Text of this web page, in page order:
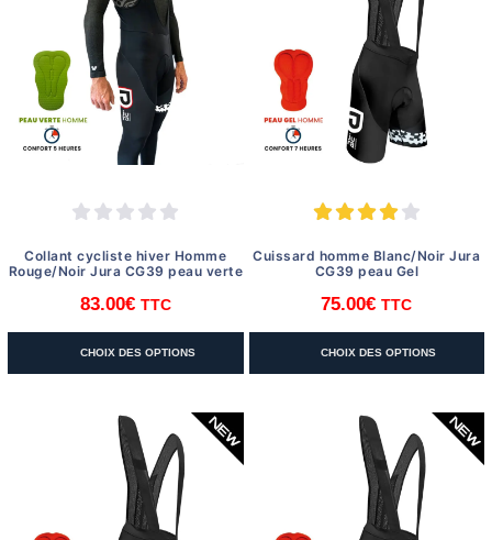
options
peuvent
choisies
sur
page
produit
options
peuvent
choisies
sur
page
produit
Collant cycliste hiver Homme
Rouge/Noir Jura CG39 peau verte
83.00€ TTC
CHOIX DES OPTIONS
Ce
produit
plusieurs
variations.
Les
options
peuvent
Cuissard homme Blanc/Noir Jura
CG39 peau Gel
75.00€ TTC
CHOIX DES OPTIONS
Ce
produit
plusieurs
variations.
Les
options
peuvent